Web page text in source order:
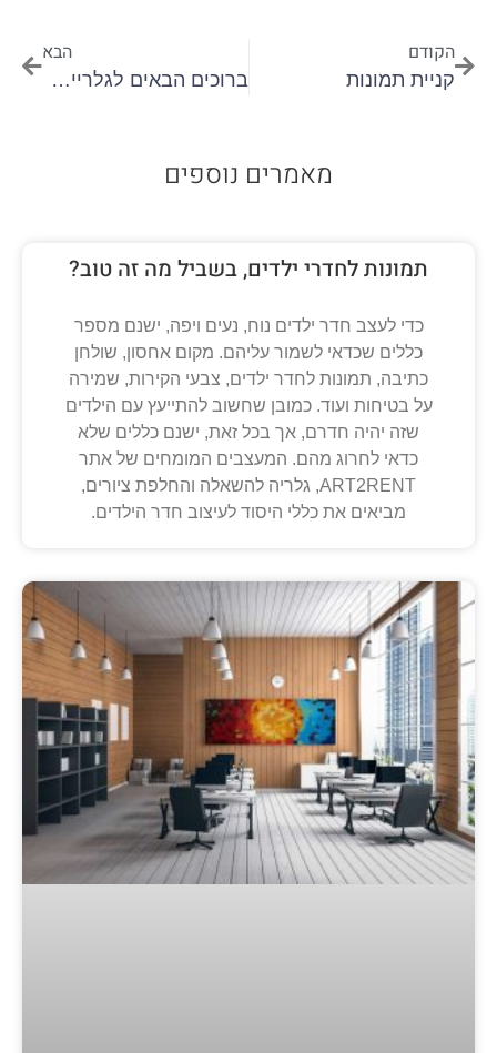
הקודם
קניית תמונות
הבא
ברוכים הבאים לגלריית ארט2רנט -ART2RENT
מאמרים נוספים
תמונות לחדרי ילדים, בשביל מה זה טוב?
כדי לעצב חדר ילדים נוח, נעים ויפה, ישנם מספר
כללים שכדאי לשמור עליהם. מקום אחסון, שולחן
כתיבה, תמונות לחדר ילדים, צבעי הקירות, שמירה
על בטיחות ועוד. כמובן שחשוב להתייעץ עם הילדים
שזה יהיה חדרם, אך בכל זאת, ישנם כללים שלא
כדאי לחרוג מהם. המעצבים המומחים של אתר
ART2RENT, גלריה להשאלה והחלפת ציורים,
מביאים את כללי היסוד לעיצוב חדר הילדים.